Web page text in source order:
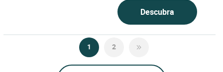
Descubra
1 2